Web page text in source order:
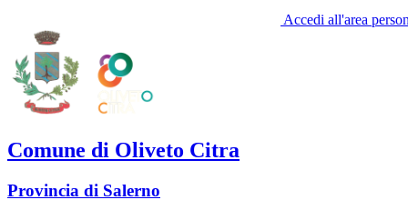
Accedi all'area
Comune di Oliveto Citra
Provincia di Salerno